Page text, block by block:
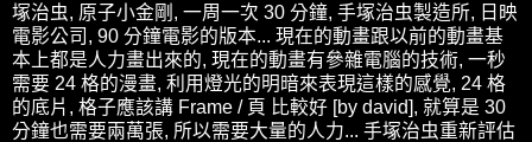
塚治虫, 原子小金剛, 一周一次 30 分鐘, 手塚治虫製造所, 日映
電影公司, 90 分鐘電影的版本... 現在的動畫跟以前的動畫基
本上都是人力畫出來的, 現在的動畫有參雜電腦的技術, 一秒
需要 24 格的漫畫, 利用燈光的明暗來表現這樣的感覺, 24 格
的底片, 格子應該講 Frame / 頁 比較好 [by david], 就算是 30
分鐘也需要兩萬張, 所以需要大量的人力... 手塚治虫重新評估